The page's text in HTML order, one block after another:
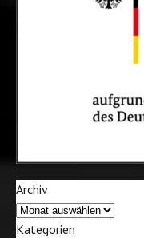
Archiv
Kategorien